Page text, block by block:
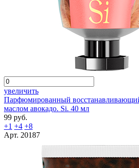
увеличить
Парфюмированный
маслом авокадо. Si. 40 мл
99 руб.
+1 +4 +8
Арт. 20187